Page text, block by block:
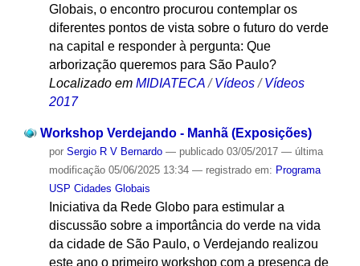
Globais, o encontro procurou contemplar os
diferentes pontos de vista sobre o futuro do verde
na capital e responder à pergunta: Que
arborização queremos para São Paulo?
Localizado em MIDIATECA / Vídeos / Vídeos
2017
Workshop Verdejando - Manhã (Exposições)
por Sergio R V Bernardo — publicado03/05/2017 — última
modificação05/06/2025 13:34 — registrado em: Programa
USP Cidades Globais
Iniciativa da Rede Globo para estimular a
discussão sobre a importância do verde na vida
da cidade de São Paulo, o Verdejando realizou
este ano o primeiro workshop com a presença de